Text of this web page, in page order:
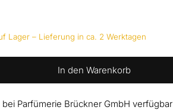
Lager – Lieferung in ca. 2 Werktagen
In den Warenkorb
Parfümerie Brückner GmbH verfügbar